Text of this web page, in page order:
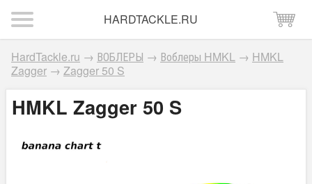
HARDTACKLE.RU
HardTackle.ru → ВОБЛЕРЫ → Воблеры HMKL → HMKL
Zagger → Zagger 50 S
HMKL Zagger 50 S